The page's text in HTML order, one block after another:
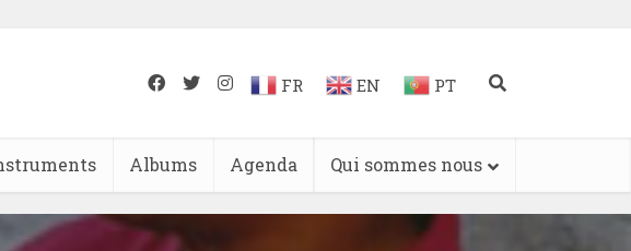
FR EN PT
Albums Agenda Qui sommes nous